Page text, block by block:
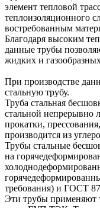
элемент тепловой
теплоизоляционного
востребованным
Благодаря высоким
данные трубы
жидких и
При производстве
стальную трубу.
Труба стальная
стальной непрерывно
прокатки,
производится из
Трубы стальные
на
требования) и ГОСТ
Эти трубы применяют